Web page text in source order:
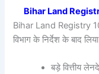
Bihar Land
Bihar Land Registry
विभाग के निर्देश के बाद
बड़े वित्तीय